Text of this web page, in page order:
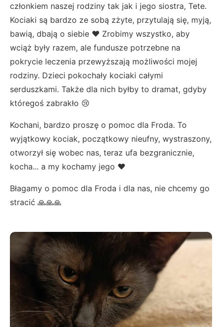
członkiem naszej rodziny tak jak i jego siostra, Tete.
Kociaki są bardzo ze sobą zżyte, przytulają się, myją,
bawią, dbają o siebie ❤️ Zrobimy wszystko, aby
wciąż były razem, ale fundusze potrzebne na
pokrycie leczenia przewyższają możliwości mojej
rodziny. Dzieci pokochały kociaki całymi
serduszkami. Także dla nich byłby to dramat, gdyby
któregoś zabrakło 😢
Kochani, bardzo proszę o pomoc dla Froda. To
wyjątkowy kociak, początkowy nieufny, wystraszony,
otworzył się wobec nas, teraz ufa bezgranicznie,
kocha... a my kochamy jego ❤️
Błagamy o pomoc dla Froda i dla nas, nie chcemy go
stracić 🙏🙏🙏